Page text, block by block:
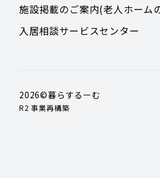
施設掲載のご案内(老人ホーム
入居相談サービスセンター
2026©暮らするーむ
R2 事業再構築